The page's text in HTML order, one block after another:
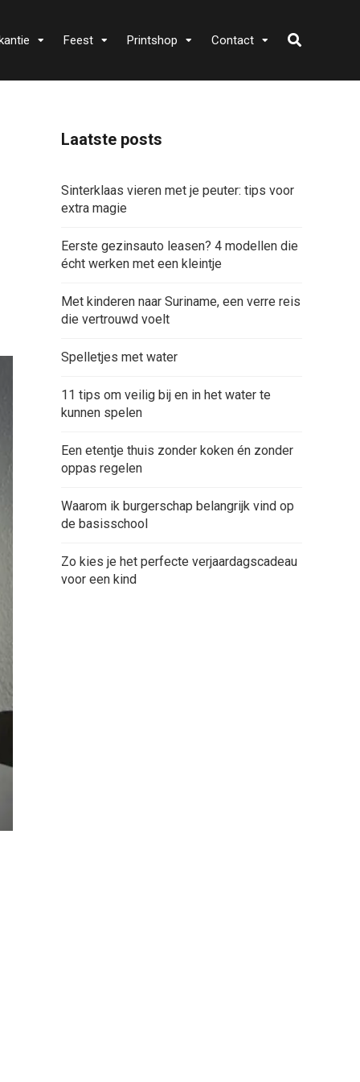
Feest Printshop Contact
Laatste posts
Sinterklaas vieren met je peuter: tips voor
extra magie
Eerste gezinsauto leasen? 4 modellen die
écht werken met een kleintje
Met kinderen naar Suriname, een verre reis
die vertrouwd voelt
Spelletjes met water
11 tips om veilig bij en in het water te
kunnen spelen
Een etentje thuis zonder koken én zonder
oppas regelen
Waarom ik burgerschap belangrijk vind op
de basisschool
Zo kies je het perfecte verjaardagscadeau
voor een kind